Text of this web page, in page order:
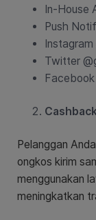
In-House
Push
Twitter
Pelanggan
ongkos kirim
menggunakan
meningkatkan